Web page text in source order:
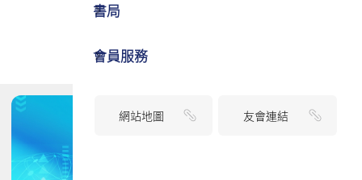
書局
會員服務
網站地圖 友會連結